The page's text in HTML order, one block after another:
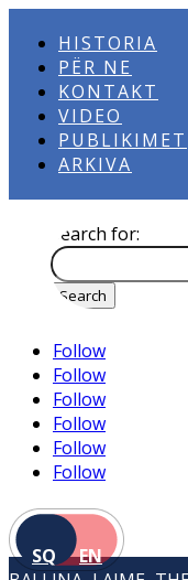
HISTORIA
PËR NE
KONTAKT
VIDEO
PUBLIKIMET
ARKIVA
Search for:
Follow
Follow
Follow
Follow
Follow
Follow
SQ EN